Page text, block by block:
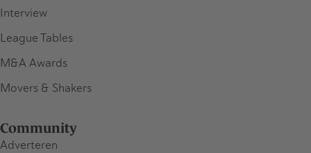
Interview
League Tables
M&A Awards
Movers & Shakers
Community
Adverteren